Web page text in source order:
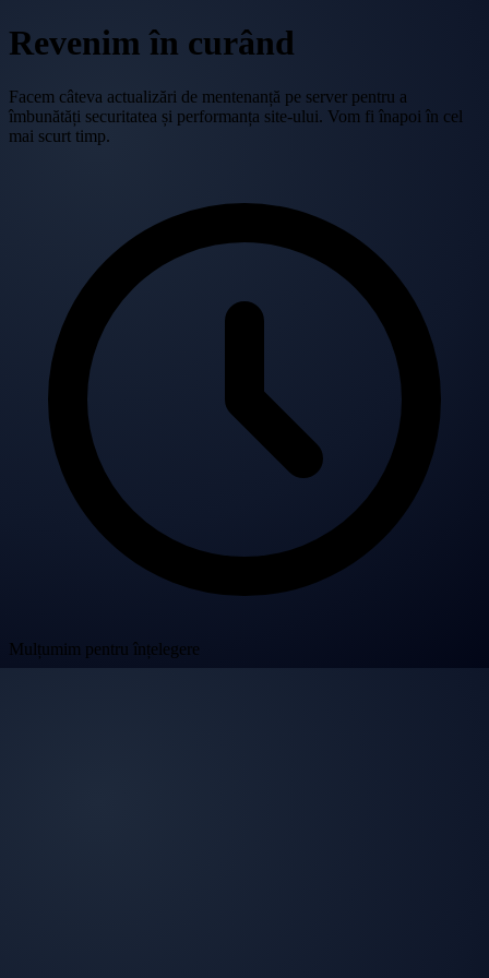
Revenim în curând
Facem câteva actualizări de mentenanță pe server pentru a
îmbunătăți securitatea și performanța site-ului. Vom fi înapoi în cel
mai scurt timp.
Mulțumim pentru înțelegere